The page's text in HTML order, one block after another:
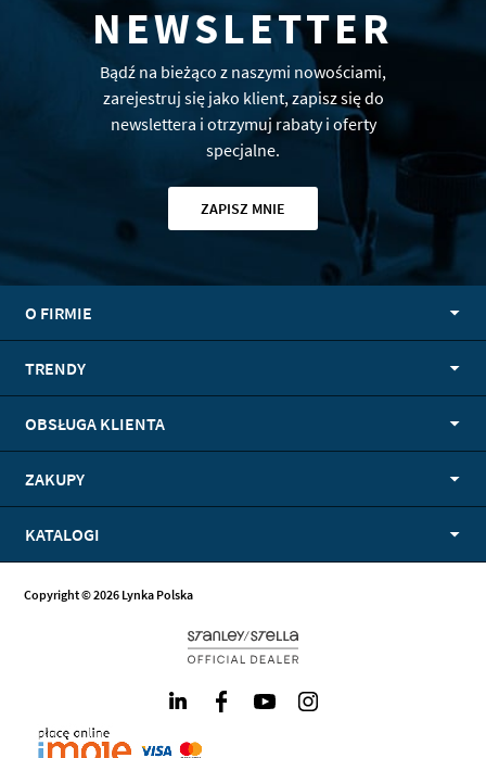
NEWSLETTER
Bądź na bieżąco z naszymi nowościami,
zarejestruj się jako klient, zapisz się do
newslettera i otrzymuj rabaty i oferty
specjalne.
ZAPISZ MNIE
O FIRMIE
TRENDY
OBSŁUGA KLIENTA
ZAKUPY
KATALOGI
Copyright © 2026 Lynka Polska